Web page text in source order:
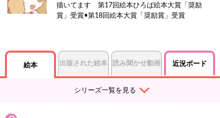
描いてます 第17回絵本ひろば絵本大賞「奨励
賞」受賞•第18回絵本大賞「奨励賞」受賞
絵本 出版された絵本 読み聞かせ動画 近況ボード
シリーズ一覧を見る